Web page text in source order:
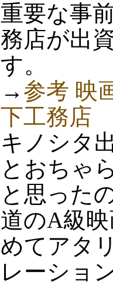
重要な事
務店が出
す。
→ 参考 映
下工務店
キノシタ
とおちゃ
と思った
道のA級
めてアタ
レーショ